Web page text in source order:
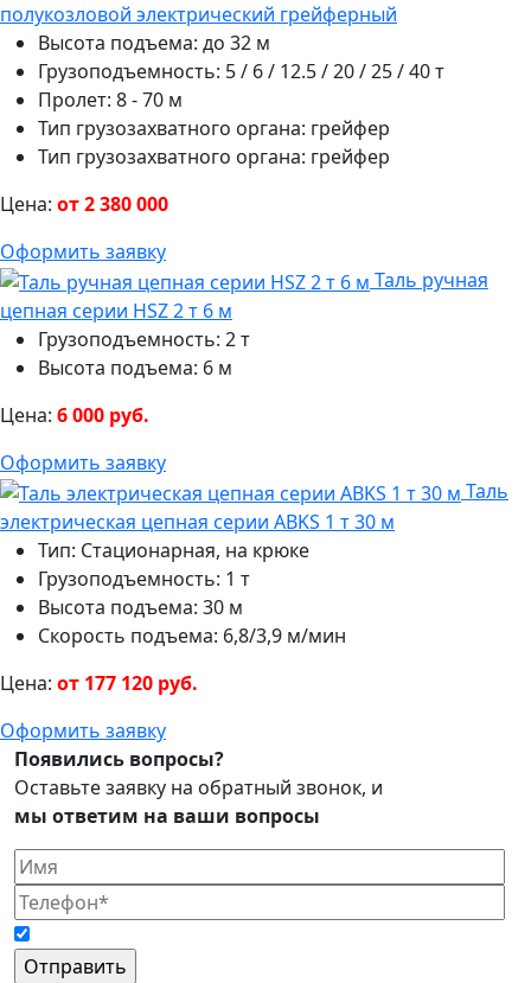
полукозловой электрический грейферный
Высота подъема: до 32 м
Грузоподъемность: 5 / 6 / 12.5 / 20 / 25 / 40 т
Пролет: 8 - 70 м
Тип грузозахватного органа: грейфер
Тип грузозахватного органа: грейфер
Цена: от 2 380 000
Оформить заявку
Таль ручная
цепная серии HSZ 2 т 6 м
Грузоподъемность: 2 т
Высота подъема: 6 м
Цена: 6 000 руб.
Оформить заявку
Таль
электрическая цепная серии ABKS 1 т 30 м
Тип: Стационарная, на крюке
Грузоподъемность: 1 т
Высота подъема: 30 м
Скорость подъема: 6,8/3,9 м/мин
Цена: от 177 120 руб.
Оформить заявку
Появились вопросы?
Оставьте заявку на обратный звонок, и
мы ответим на ваши вопросы